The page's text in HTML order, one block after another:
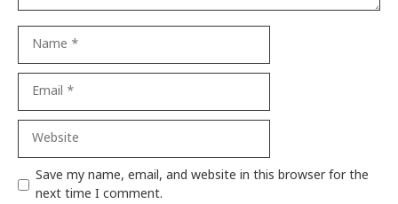
Save my name, email, and website in this browser for the
next time I comment.